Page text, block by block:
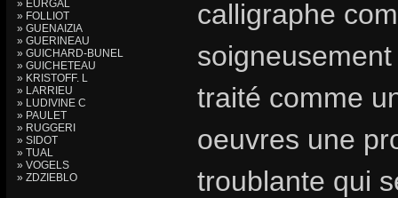
» EURGAL
» FOLLIOT
» GUENAIZIA
» GUERINEAU
» GUICHARD-BUNEL
» GUICHETEAU
» KRISTOFF. L
» LARRIEU
» LUDIVINE C
» PAULET
» RUGGERI
» SIDOT
» TUAL
» VOGELS
» ZDZIEBLO
calligraphe
traité comme
oeuvres une
troublante qui